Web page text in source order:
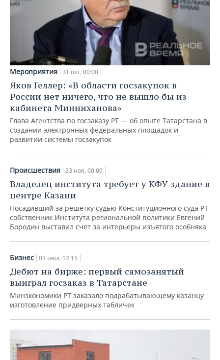
Мероприятия 31 окт, 00:00
Яков Геллер: «В области госзакупок в
России нет ничего, что не вышло бы из
кабинета Минниханова»
Глава Агентства по госзаказу РТ — об опыте Татарстана в
создании электронных федеральных площадок и
развитии системы госзакупок
Происшествия 23 ноя, 00:00
Владелец института требует у КФУ здание в
центре Казани
Посадивший за решетку судью Конституционного суда РТ
собственник Института региональной политики Евгений
Бородин выставил счет за интерьеры изъятого особняка
Бизнес 03 июл, 12:15
Дебют на бирже: первый самозанятый
выиграл госзаказ в Татарстане
Минэкономики РТ заказало подрабатывающему казанцу
изготовление придверных табличек